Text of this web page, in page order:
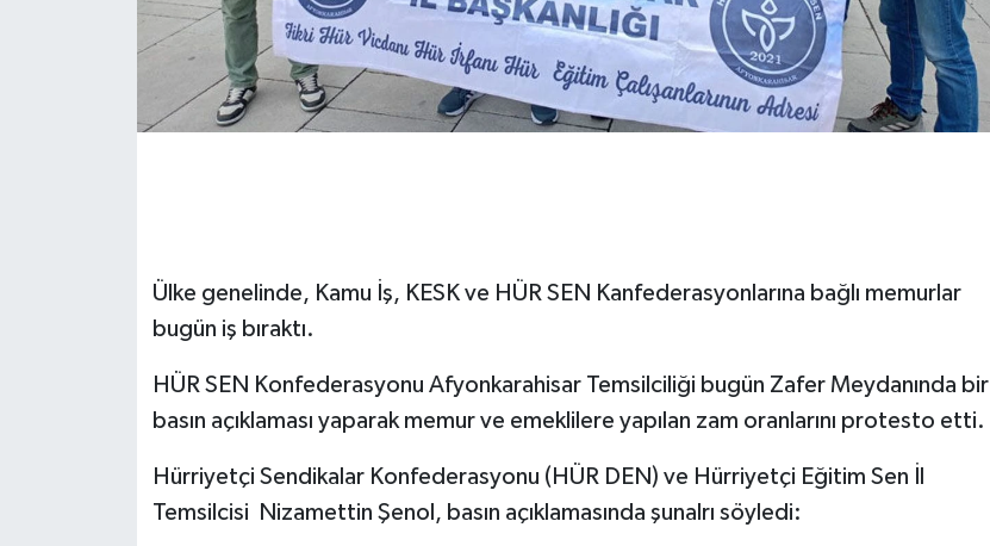
Ülke genelinde, Kamu İş, KESK ve HÜR SEN Kanfederasyonlarına bağlı memurlar
bugün iş bıraktı.
HÜR SEN Konfederasyonu Afyonkarahisar Temsilciliği bugün Zafer Meydanında bir
basın açıklaması yaparak memur ve emeklilere yapılan zam oranlarını protesto etti.
Hürriyetçi Sendikalar Konfederasyonu (HÜR DEN) ve Hürriyetçi Eğitim Sen İl
Temsilcisi
Nizamettin Şenol, basın açıklamasında şunalrı söyledi: